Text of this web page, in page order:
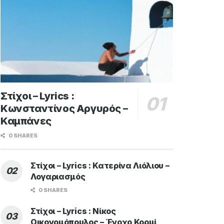
Στίχοι – Lyrics :
Κωνσταντίνος Αργυρός –
Καμπάνες
0 SHARES
Στίχοι – Lyrics : Κατερίνα Λιόλιου –
Λογαριασμός
0 SHARES
Στίχοι – Lyrics : Νίκος
Οικονομόπουλος – Ένοχο Κορμί